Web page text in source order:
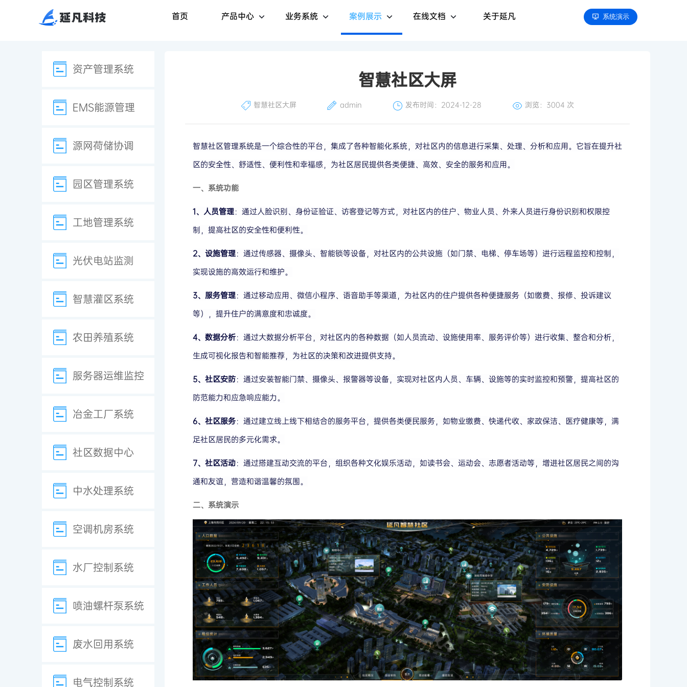
首页 产品中心 业务系统 案例展示 在线文档 关于延凡 系统演示
资产管理系统
EMS能源管理
源网荷储协调
园区管理系统
工地管理系统
光伏电站监测
智慧灌区系统
农田养殖系统
服务器运维监控
冶金工厂系统
社区数据中心
中水处理系统
空调机房系统
水厂控制系统
喷油螺杆泵系统
废水回用系统
电气控制系统
智慧社区大屏
智慧社区大屏 admin 发布时间：2024-12-28 浏览： 3004 次
智慧社区管理系统是一个综合性的平台，集成了各种智能化系统，对社区内的信息进行采集、处理、分析和应用。它旨在提升社
区的安全性、舒适性、便利性和幸福感，为社区居民提供各类便捷、高效、安全的服务和应用。
一、系统功能
1、人员管理：通过人脸识别、身份证验证、访客登记等方式，对社区内的住户、物业人员、外来人员进行身份识别和权限控
制，提高社区的安全性和便利性。
2、设施管理：通过传感器、摄像头、智能锁等设备，对社区内的公共设施（如门禁、电梯、停车场等）进行远程监控和控制，
实现设施的高效运行和维护。
3、服务管理：通过移动应用、微信小程序、语音助手等渠道，为社区内的住户提供各种便捷服务（如缴费、报修、投诉建议
等），提升住户的满意度和忠诚度。
4、数据分析：通过大数据分析平台，对社区内的各种数据（如人员流动、设施使用率、服务评价等）进行收集、整合和分析，
生成可视化报告和智能推荐，为社区的决策和改进提供支持。
5、社区安防：通过安装智能门禁、摄像头、报警器等设备，实现对社区内人员、车辆、设施等的实时监控和预警，提高社区的
防范能力和应急响应能力。
6、社区服务：通过建立线上线下相结合的服务平台，提供各类便民服务，如物业缴费、快递代收、家政保洁、医疗健康等，满
足社区居民的多元化需求。
7、社区活动：通过搭建互动交流的平台，组织各种文化娱乐活动，如读书会、运动会、志愿者活动等，增进社区居民之间的沟
通和友谊，营造和谐温馨的氛围。
二、系统演示